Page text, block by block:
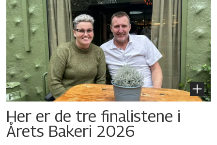
Her er de tre finalistene i
Årets Bakeri 2026